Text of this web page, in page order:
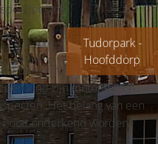
Tudorpark -
Hoofddorp
doet kinderen goed. Met
kind zijn motoriek. En
Het belang van een
onderkend worden.